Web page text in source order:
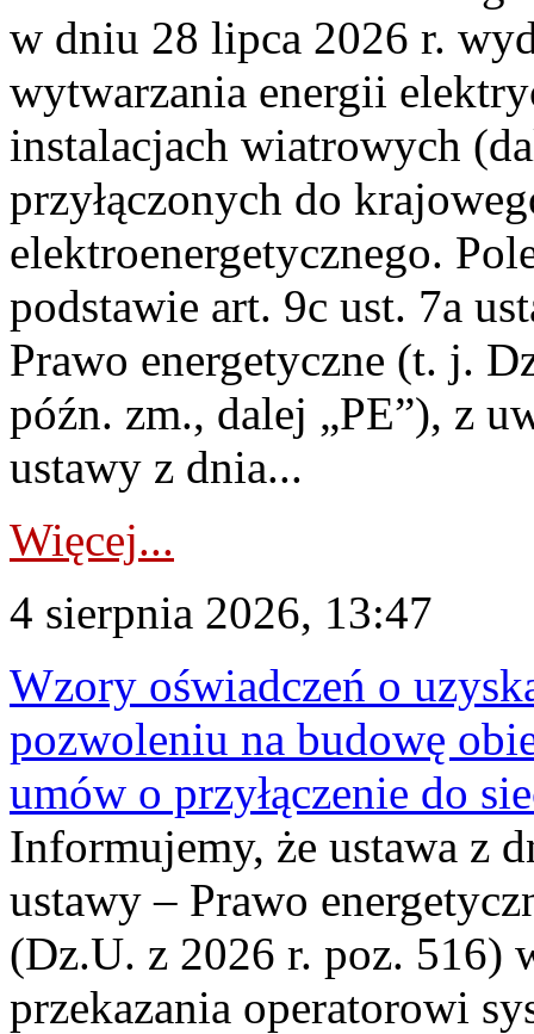
w dniu 28 lipca 2026 r.
wytwarzania energii
instalacjach wiatrowych
przyłączonych do
elektroenergetycznego.
podstawie art. 9c ust. 7a
Prawo energetyczne (t. j.
późn. zm., dalej „PE”), z
ustawy z dnia...
Więcej...
4 sierpnia 2026, 13:47
Wzory oświadczeń o
pozwoleniu na budowę
umów o przyłączenie do
Informujemy, że ustawa z
ustawy – Prawo
(Dz.U. z 2026 r. poz. 516)
przekazania operatorowi